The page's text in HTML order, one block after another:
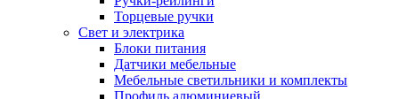
Торцевые ручки
Свет и электрика
Блоки питания
Датчики мебельные
Мебельные светильники и комплекты